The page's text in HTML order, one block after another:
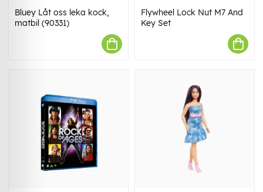
Bluey Låt oss leka kock,
matbil (90331)
Flywheel Lock Nut M7 And
Key Set